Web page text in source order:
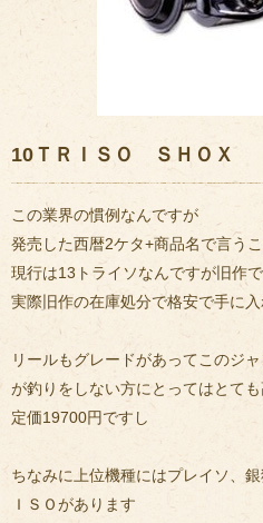
10ＴＲＩＳＯ ＳＨＯＸ
この業界の慣例なんですが
発売した西暦2ケタ+商品名で言うこ
現行は13トライソなんですが旧作
実際旧作の在庫処分で格安で手に入
リールもグレードがあってこのジ
が釣りをしない方にとってはとて
定価19700円ですし
ちなみに上位機種にはプレイソ、
ＩＳＯがあります